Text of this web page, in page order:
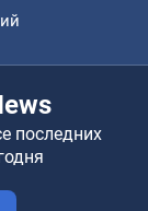
последних